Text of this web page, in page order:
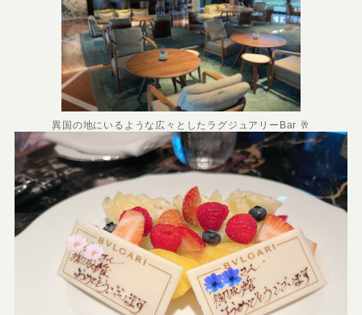
異国の地にいるような広々としたラグジュアリーBar 🥂